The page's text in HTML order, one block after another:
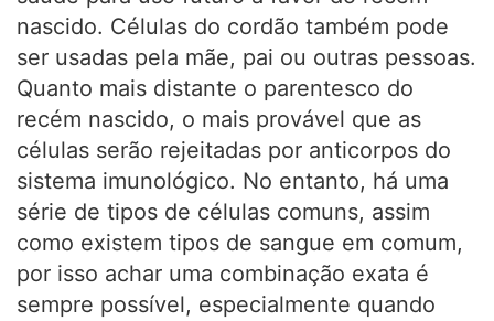
nascido. Células do cordão também pode
ser usadas pela mãe, pai ou outras pessoas.
Quanto mais distante o parentesco do
recém nascido, o mais provável que as
células serão rejeitadas por anticorpos do
sistema imunológico. No entanto, há uma
série de tipos de células comuns, assim
como existem tipos de sangue em comum,
por isso achar uma combinação exata é
sempre possível, especialmente quando